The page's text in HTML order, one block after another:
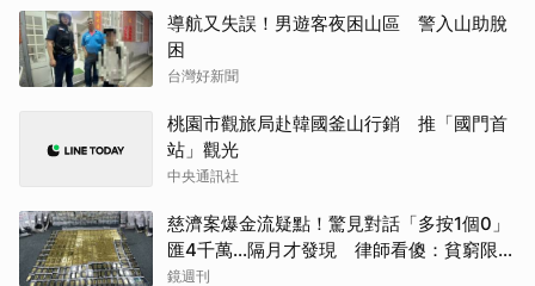
導航又失誤！男遊客夜困山區 警入山助脫
困
台灣好新聞
桃園市觀旅局赴韓國釜山行銷 推「國門首
站」觀光
中央通訊社
慈濟案爆金流疑點！驚見對話「多按1個0」
匯4千萬…隔月才發現 律師看傻：貧窮限制
想像
鏡週刊